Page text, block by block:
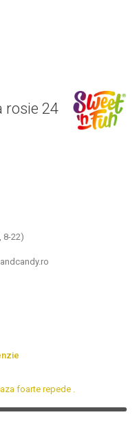
rosie 24
8-22)
foarte repede